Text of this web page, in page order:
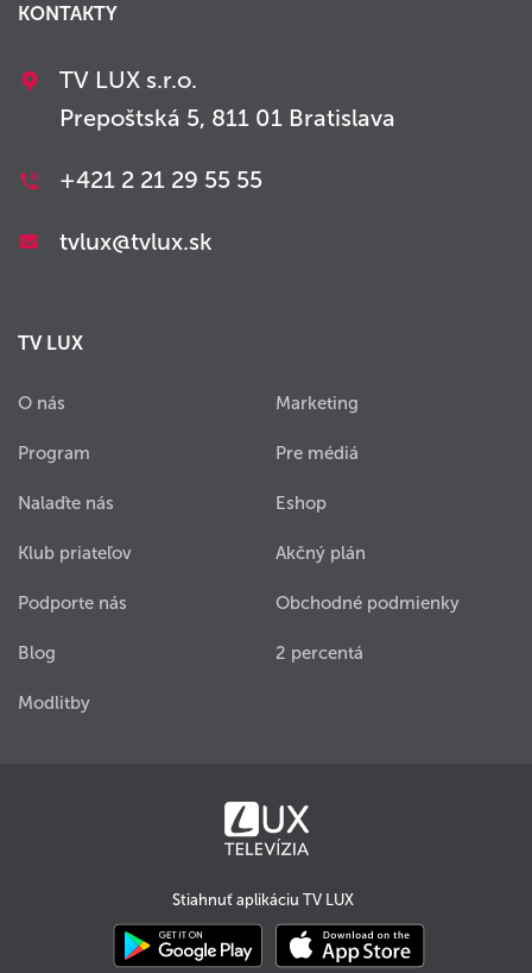
KONTAKTY
TV LUX s.r.o.
Prepoštská 5, 811 01 Bratislava
+421 2 21 29 55 55
tvlux@tvlux.sk
TV LUX
O nás
Program
Nalaďte nás
Klub priateľov
Podporte nás
Blog
Modlitby
Marketing
Pre médiá
Eshop
Akčný plán
Obchodné podmienky
2 percentá
Stiahnuť aplikáciu TV LUX